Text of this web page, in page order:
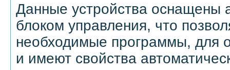
Данные устройства оснащены
блоком управления, что
необходимые программы, для
и имеют свойства